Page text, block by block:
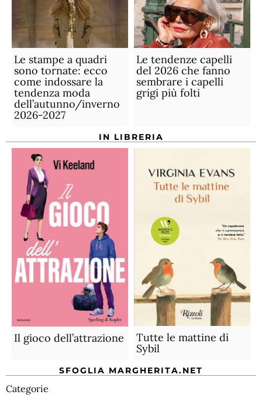
Le stampe a quadri
sono tornate: ecco
come indossare la
tendenza moda
dell’autunno/inverno
2026-2027
Le tendenze capelli
del 2026 che fanno
sembrare i capelli
grigi più folti
IN LIBRERIA
Il gioco dell’attrazione
Tutte le mattine di
Sybil
SFOGLIA MARGHERITA.NET
Categorie